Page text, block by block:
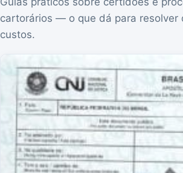
cartorários — o que dá para resolver
custos.